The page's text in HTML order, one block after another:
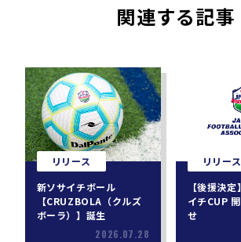
関連する記事
リリース
新ソサイチボール
【CRUZBOLA（クルズ
ボーラ）】誕生
2026.07.28
リリース
【後援決
イチCUP
せ